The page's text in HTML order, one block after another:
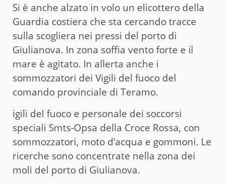
Si è anche alzato in volo un elicottero della
Guardia costiera che sta cercando tracce
sulla scogliera nei pressi del porto di
Giulianova. In zona soffia vento forte e il
mare è agitato. In allerta anche i
sommozzatori dei Vigili del fuoco del
comando provinciale di Teramo.
igili del fuoco e personale dei soccorsi
speciali Smts-Opsa della Croce Rossa, con
sommozzatori, moto d’acqua e gommoni. Le
ricerche sono concentrate nella zona dei
moli del porto di Giulianova.